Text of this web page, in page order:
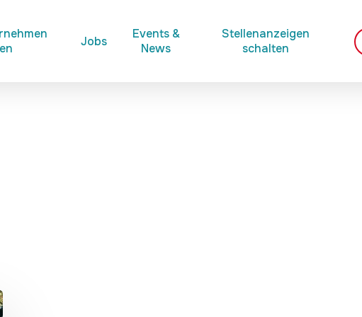
Jobs
Events &
News
Stellenanzeigen
schalten